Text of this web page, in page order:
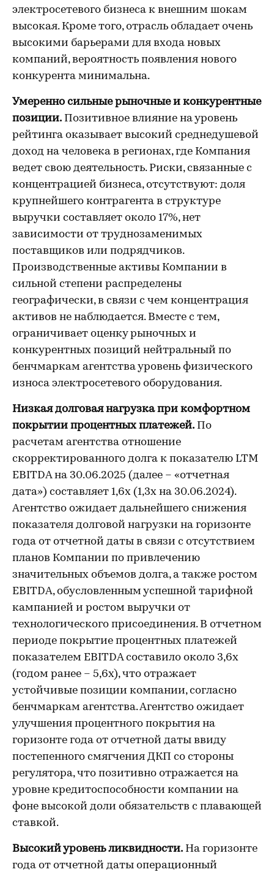
электросетевого бизнеса к внешним шокам
высокая. Кроме того, отрасль обладает очень
высокими барьерами для входа новых
компаний, вероятность появления нового
конкурента минимальна.
Умеренно сильные рыночные и конкурентные
позиции. Позитивное влияние на уровень
рейтинга оказывает высокий среднедушевой
доход на человека в регионах, где Компания
ведет свою деятельность. Риски, связанные с
концентрацией бизнеса, отсутствуют: доля
крупнейшего контрагента в структуре
выручки составляет около 17%, нет
зависимости от труднозаменимых
поставщиков или подрядчиков.
Производственные активы Компании в
сильной степени распределены
географически, в связи с чем концентрация
активов не наблюдается. Вместе с тем,
ограничивает оценку рыночных и
конкурентных позиций нейтральный по
бенчмаркам агентства уровень физического
износа электросетевого оборудования.
Низкая долговая нагрузка при комфортном
покрытии процентных платежей. По
расчетам агентства отношение
скорректированного долга к показателю LTM
EBITDA на 30.06.2025 (далее – «отчетная
дата») составляет 1,6х (1,3х на 30.06.2024).
Агентство ожидает дальнейшего снижения
показателя долговой нагрузки на горизонте
года от отчетной даты в связи с отсутствием
планов Компании по привлечению
значительных объемов долга, а также ростом
EBITDA, обусловленным успешной тарифной
кампанией и ростом выручки от
технологического присоединения. В отчетном
периоде покрытие процентных платежей
показателем EBITDA составило около 3,6х
(годом ранее – 5,6х), что отражает
устойчивые позиции компании, согласно
бенчмаркам агентства. Агентство ожидает
улучшения процентного покрытия на
горизонте года от отчетной даты ввиду
постепенного смягчения ДКП со стороны
регулятора, что позитивно отражается на
уровне кредитоспособности компании на
фоне высокой доли обязательств с плавающей
ставкой.
Высокий уровень ликвидности. На горизонте
года от отчетной даты операционный